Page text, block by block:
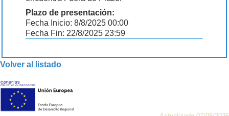
Plazo de presentación:
Fecha Inicio: 8/8/2025 00:00
Fecha Fin: 22/8/2025 23:59
Volver al listado